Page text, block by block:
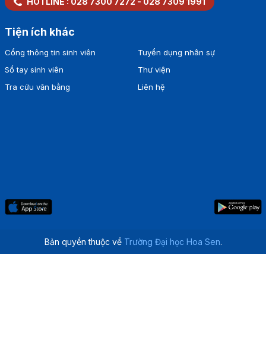
Tiện ích khác
Cổng thông tin sinh viên
Sổ tay sinh viên
Tra cứu văn bằng
Tuyển dụng nhân sự
Thư viện
Liên hệ
Bản quyền thuộc về Trường Đại học Hoa Sen.